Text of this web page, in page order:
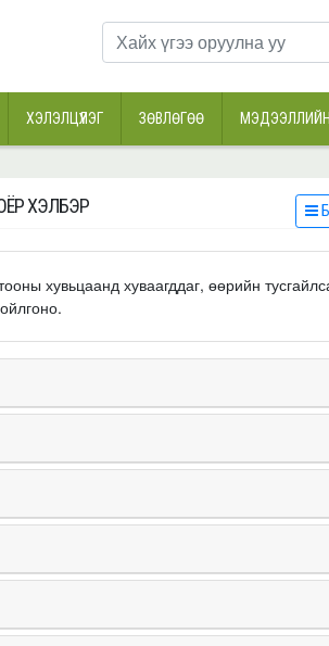
ХЭЛЭЛЦҮҮЛЭГ ЗӨВЛӨГӨӨ
ХЭЛБЭР
хувьцаанд хуваагддаг, өөрийн